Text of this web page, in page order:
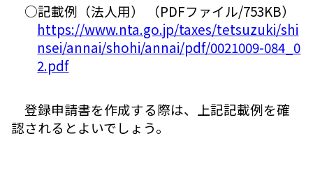
○記載例（法人用） （PDFファイル/753KB）
https://www.nta.go.jp/taxes/tetsuzuki/shi
nsei/annai/shohi/annai/pdf/0021009-084_0
2.pdf
登録申請書を作成する際は、上記記載例を確
認されるとよいでしょう。